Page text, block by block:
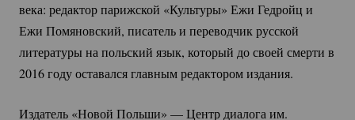
века: редактор парижской «Культуры» Ежи Гедройц и
Ежи Помяновский, писатель и переводчик русской
литературы на польский язык, который до своей смерти в
2016 году оставался главным редактором издания.
Издатель «Новой Польши» — Центр диалога им.